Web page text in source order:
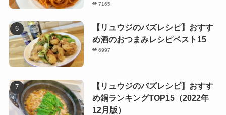
7165
【リュウジのバズレシピ】おすす
め酒のおつまみレシピベスト15
6997
【リュウジのバズレシピ】おすす
め鍋ランキングTOP15（2022年
12月版）